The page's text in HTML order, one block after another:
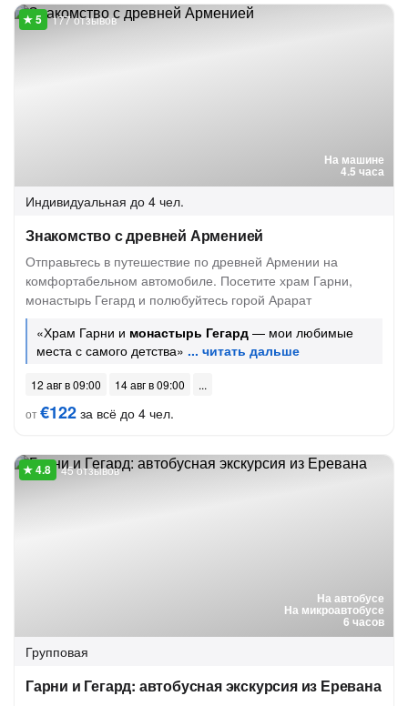
На машине
4.5 часа
177 отзывов
Индивидуальная до 4 чел.
Знакомство с древней Арменией
Отправьтесь в путешествие по древней Армении на
комфортабельном автомобиле. Посетите храм Гарни,
монастырь Гегард и полюбуйтесь горой Арарат
«Храм Гарни и монастырь Гегард — мои любимые
места с самого детства»
12 авг в 09:00
14 авг в 09:00
от€122 за всё до 4 чел.
На автобусе
На микроавтобусе
6 часов
45 отзывов
Групповая
Гарни и Гегард: автобусная экскурсия из Еревана